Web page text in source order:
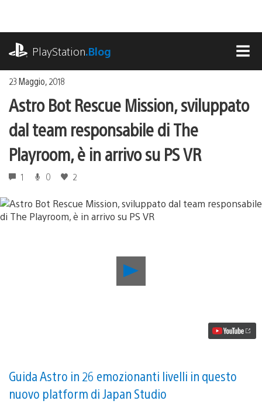
contenuto
PlayStation.Blog
23 Maggio, 2018
Astro Bot Rescue Mission, sviluppato
dal team responsabile di The
Playroom, è in arrivo su PS VR
1 0 2
Astro
di
The
Playroom,
Guida Astro in 26 emozionanti livelli in questo
nuovo platform di Japan Studio